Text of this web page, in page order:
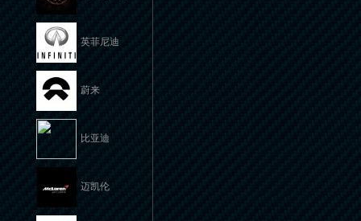
英菲尼迪
蔚来
比亚迪
迈凯伦